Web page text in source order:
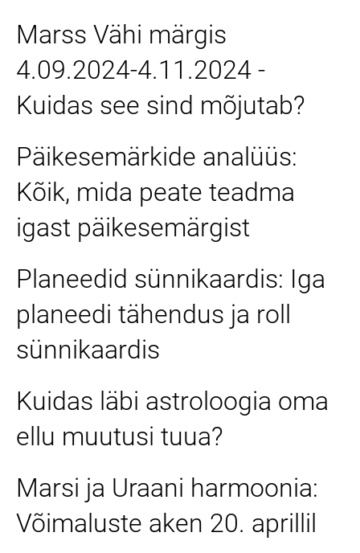
Marss Vähi märgis
4.09.2024-4.11.2024 -
Kuidas see sind mõjutab?
Päikesemärkide analüüs:
Kõik, mida peate teadma
igast päikesemärgist
Planeedid sünnikaardis: Iga
planeedi tähendus ja roll
sünnikaardis
Kuidas läbi astroloogia oma
ellu muutusi tuua?
Marsi ja Uraani harmoonia:
Võimaluste aken 20. aprillil